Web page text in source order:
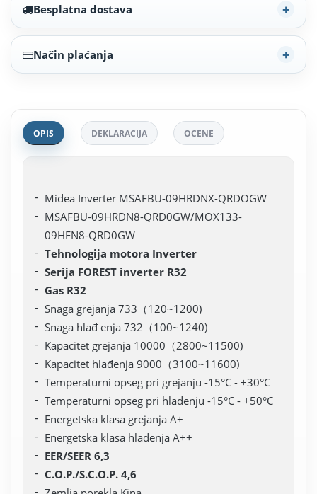
Besplatna dostava
Način plaćanja
OPIS DEKLARACIJA OCENE
Midea Inverter MSAFBU-09HRDNX-QRDOGW
MSAFBU-09HRDN8-QRD0GW/MOX133-
09HFN8-QRD0GW
Tehnologija motora Inverter
Serija FOREST inverter R32
Gas R32
Snaga grejanja 733（120~1200)
Snaga hlađ enja 732（100~1240)
Kapacitet grejanja 10000（2800~11500)
Kapacitet hlađenja 9000（3100~11600)
Temperaturni opseg pri grejanju -15°C - +30°C
Temperaturni opseg pri hlađenju -15°C - +50°C
Energetska klasa grejanja A+
Energetska klasa hlađenja A++
EER/SEER 6,3
C.O.P./S.C.O.P. 4,6